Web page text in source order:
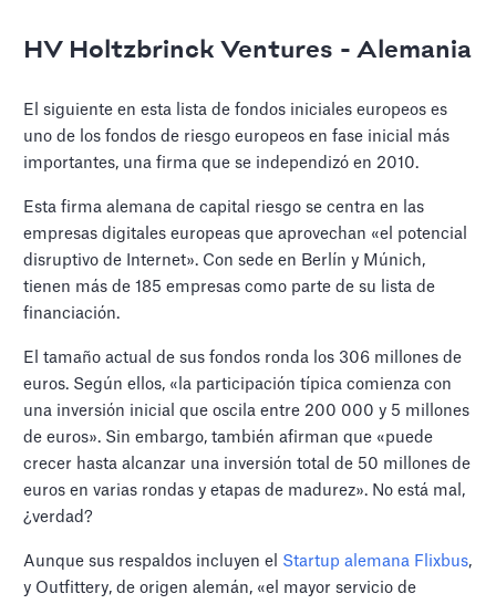
HV Holtzbrinck Ventures - Alemania
El siguiente en esta lista de fondos iniciales europeos es
uno de los fondos de riesgo europeos en fase inicial más
importantes, una firma que se independizó en 2010.
Esta firma alemana de capital riesgo se centra en las
empresas digitales europeas que aprovechan «el potencial
disruptivo de Internet». Con sede en Berlín y Múnich,
tienen más de 185 empresas como parte de su lista de
financiación.
El tamaño actual de sus fondos ronda los 306 millones de
euros. Según ellos, «la participación típica comienza con
una inversión inicial que oscila entre 200 000 y 5 millones
de euros». Sin embargo, también afirman que «puede
crecer hasta alcanzar una inversión total de 50 millones de
euros en varias rondas y etapas de madurez». No está mal,
¿verdad?
Aunque sus respaldos incluyen el Startup alemana Flixbus,
y Outfittery, de origen alemán, «el mayor servicio de